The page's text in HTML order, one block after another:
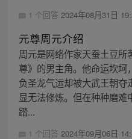
1 个回答 2024年08月31日
元尊周元介绍
周元是网络作家天蚕土豆
尊》的男主角。他命运坎坷
负圣龙气运却被大武王朝
显无法修炼。但在种种磨
踏...
1 个回答 2024年09月06日